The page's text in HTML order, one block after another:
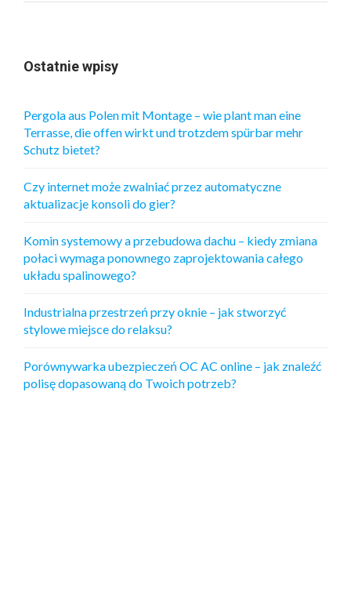
Ostatnie wpisy
Pergola aus Polen mit Montage – wie plant man eine
Terrasse, die offen wirkt und trotzdem spürbar mehr
Schutz bietet?
Czy internet może zwalniać przez automatyczne
aktualizacje konsoli do gier?
Komin systemowy a przebudowa dachu – kiedy zmiana
połaci wymaga ponownego zaprojektowania całego
układu spalinowego?
Industrialna przestrzeń przy oknie – jak stworzyć
stylowe miejsce do relaksu?
Porównywarka ubezpieczeń OC AC online – jak znaleźć
polisę dopasowaną do Twoich potrzeb?